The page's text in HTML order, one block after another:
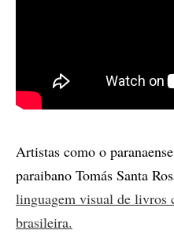
Artistas como o
paraibano Tomás Santa
linguagem visual de livros
brasileira.